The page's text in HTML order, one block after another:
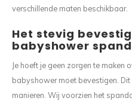
verschillende maten beschikbaar.
Het stevig
babyshower
Je hoeft je geen zorgen te maken
babyshower moet bevestigen.
manieren. Wij voorzien het